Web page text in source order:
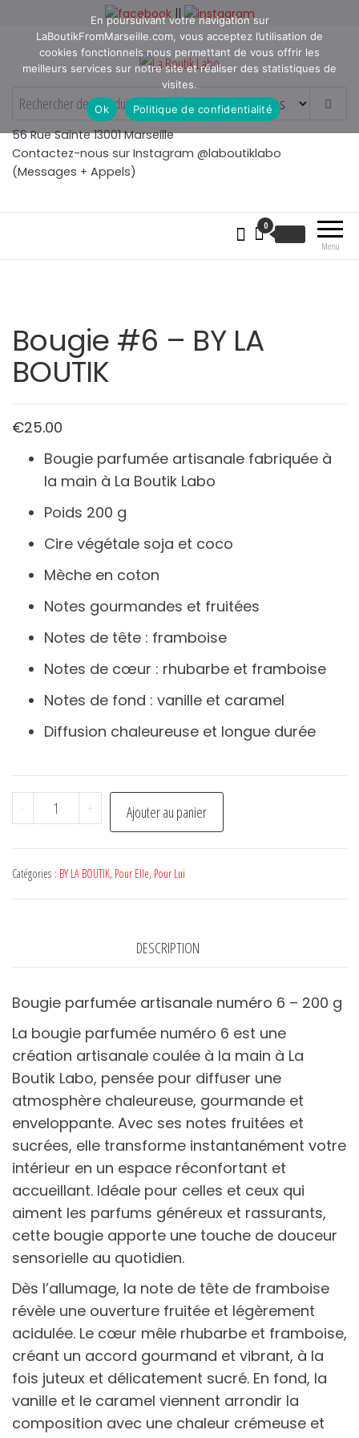
||
La Boutik Labo
La boutique de denicheur
de talents à Marseille en
Provence
56 Rue Sainte 13001 Marseille
Contactez-nous sur Instagram @laboutiklabo
(Messages + Appels)
Menu
0
Bougie #6 – BY LA
BOUTIK
€25.00
Bougie parfumée artisanale fabriquée à
la main à La Boutik Labo
Poids 200 g
Cire végétale soja et coco
Mèche en coton
Notes gourmandes et fruitées
Notes de tête : framboise
Notes de cœur : rhubarbe et framboise
Notes de fond : vanille et caramel
Diffusion chaleureuse et longue durée
-
quantité
de
#6
+ Ajouter au panier
Catégories : BY LA BOUTIK, Pour Elle, Pour Lui
DESCRIPTION
Bougie parfumée artisanale numéro 6 – 200 g
La bougie parfumée numéro 6 est une
création artisanale coulée à la main à La
Boutik Labo, pensée pour diffuser une
atmosphère chaleureuse, gourmande et
enveloppante. Avec ses notes fruitées et
sucrées, elle transforme instantanément votre
intérieur en un espace réconfortant et
accueillant. Idéale pour celles et ceux qui
aiment les parfums généreux et rassurants,
cette bougie apporte une touche de douceur
sensorielle au quotidien.
Dès l’allumage, la note de tête de framboise
révèle une ouverture fruitée et légèrement
acidulée. Le cœur mêle rhubarbe et framboise,
créant un accord gourmand et vibrant, à la
fois juteux et délicatement sucré. En fond, la
vanille et le caramel viennent arrondir la
composition avec une chaleur crémeuse et
En poursuivant votre navigation sur
LaBoutikFromMarseille.com, vous acceptez l’utilisation de
cookies fonctionnels nous permettant de vous offrir les
meilleurs services sur notre site et réaliser des statistiques de
visites.
Ok
Politique de confidentialité